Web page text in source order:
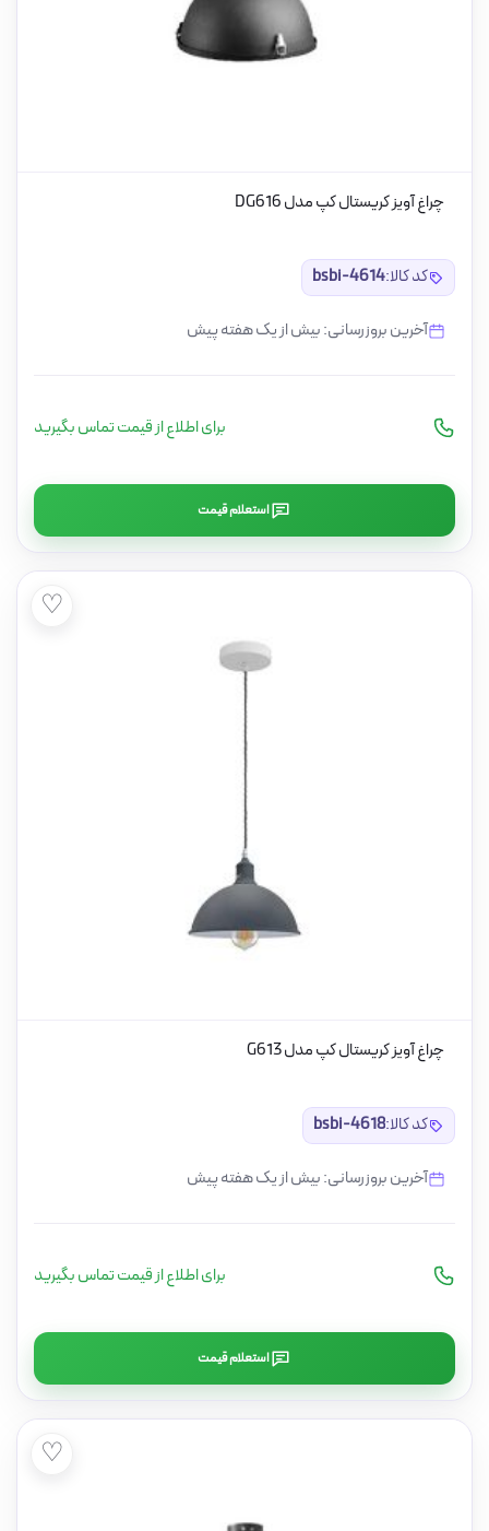
چراغ آویز کریستال کپ مدل DG616
کد کالا:bsbi-4614
آخرین بروزرسانی: بیش از یک هفته پیش
برای اطلاع از قیمت تماس بگیرید
استعلام قیمت
♡
چراغ آویز کریستال کپ مدل G613
کد کالا:bsbi-4618
آخرین بروزرسانی: بیش از یک هفته پیش
برای اطلاع از قیمت تماس بگیرید
استعلام قیمت
♡